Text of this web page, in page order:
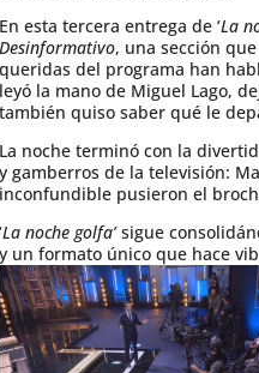
En esta tercera entrega de ‘La
Desinformativo, una sección
queridas del programa han
leyó la mano de Miguel Lago,
también quiso saber qué le
La noche terminó con la
y gamberros de la televisión:
inconfundible pusieron el
‘La noche golfa’sigue
y un formato único que hace